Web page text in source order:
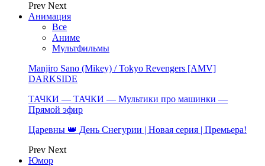
Prev Next
Анимация
Все
Аниме
Мультфильмы
Manjiro Sano (Mikey) / Tokyo Revengers [AMV]
DARKSIDE
ТАЧКИ — ТАЧКИ — Мультики про машинки —
Прямой эфир
Царевны 👑 День Снегурии | Новая серия | Премьера!
Prev Next
Юмор